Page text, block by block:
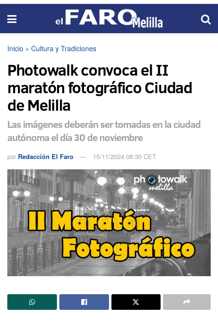
Inicio » Cultura y Tradiciones
Photowalk convoca el II
maratón fotográfico Ciudad
de Melilla
Las imágenes deberán ser tomadas en la ciudad
autónoma el día 30 de noviembre
por Redacción El Faro 15/11/2024 08:30 CET